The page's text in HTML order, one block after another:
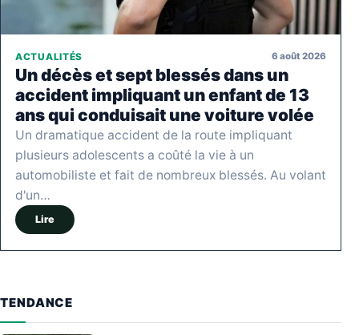
ACTUALITÉS 6 août 2026
Un décès et sept blessés dans un
accident impliquant un enfant de 13
ans qui conduisait une voiture volée
Un dramatique accident de la route impliquant
plusieurs adolescents a coûté la vie à un
automobiliste et fait de nombreux blessés. Au volant
d'un…
Lire
TENDANCE